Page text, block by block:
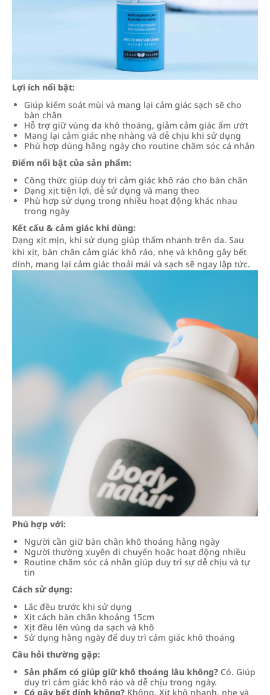
Lợi ích nổi bật:
Giúp kiểm soát mùi và mang lại cảm giác sạch sẽ cho
bàn chân
Hỗ trợ giữ vùng da khô thoáng, giảm cảm giác ẩm ướt
Mang lại cảm giác nhẹ nhàng và dễ chịu khi sử dụng
Phù hợp dùng hằng ngày cho routine chăm sóc cá nhân
Điểm nổi bật của sản phẩm:
Công thức giúp duy trì cảm giác khô ráo cho bàn chân
Dạng xịt tiện lợi, dễ sử dụng và mang theo
Phù hợp sử dụng trong nhiều hoạt động khác nhau
trong ngày
Kết cấu & cảm giác khi dùng:
Dạng xịt mịn, khi sử dụng giúp thấm nhanh trên da. Sau
khi xịt, bàn chân cảm giác khô ráo, nhẹ và không gây bết
dính, mang lại cảm giác thoải mái và sạch sẽ ngay lập tức.
Phù hợp với:
Người cần giữ bàn chân khô thoáng hằng ngày
Người thường xuyên di chuyển hoặc hoạt động nhiều
Routine chăm sóc cá nhân giúp duy trì sự dễ chịu và tự
tin
Cách sử dụng:
Lắc đều trước khi sử dụng
Xịt cách bàn chân khoảng 15cm
Xịt đều lên vùng da sạch và khô
Sử dụng hằng ngày để duy trì cảm giác khô thoáng
Câu hỏi thường gặp:
Sản phẩm có giúp giữ khô thoáng lâu không? Có. Giúp
duy trì cảm giác khô ráo và dễ chịu trong ngày.
Có gây bết dính không? Không. Xịt khô nhanh, nhẹ và